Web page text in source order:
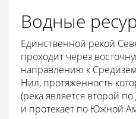
Водные
Единственной рекой
проходит через
направлению к
Нил, протяжённость
(река является второй
и протекает по Южной